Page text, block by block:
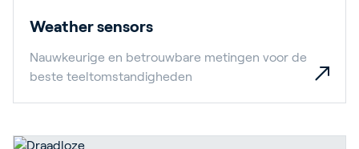
Weather sensors
Nauwkeurige en betrouwbare metingen voor de
beste teeltomstandigheden